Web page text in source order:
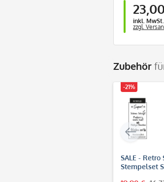
inkl. MwSt.
zzgl.
Zubehör
-21%
SALE -
Stempelset